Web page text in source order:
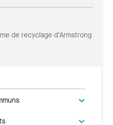
de recyclage d’Armstrong